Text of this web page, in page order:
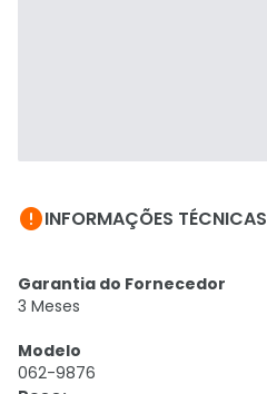
INFORMAÇÕES TÉCNICAS
Garantia do Fornecedor
3 Meses
Modelo
062-9876